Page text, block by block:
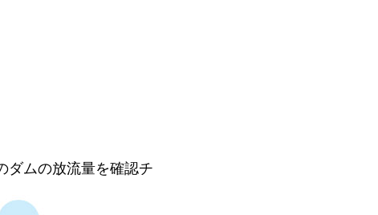
ダムの放流量を確認チ